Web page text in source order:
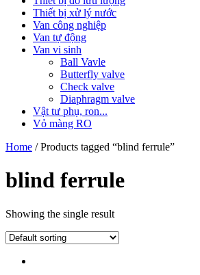
Thiết bị xử lý nước
Van công nghiệp
Van tự động
Van vi sinh
Ball Vavle
Butterfly valve
Check valve
Diaphragm valve
Vật tư phụ, ron...
Vỏ màng RO
Home / Products tagged “blind ferrule”
blind ferrule
Showing the single result